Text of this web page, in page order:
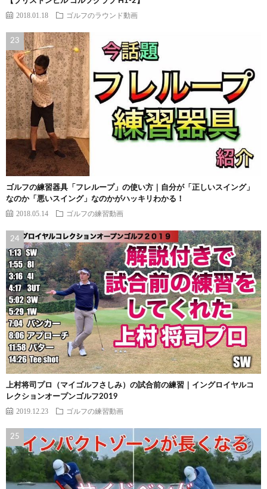
2018.01.18 ゴルフのラウンド動画
ゴルフの練習器具「フレループ」の使い方｜自分が「正しいスイング」
なのか「悪いスイング」なのかがハッキリわかる！
2018.05.14 ゴルフの練習動画
上村将司プロ（マイゴルフさしみ）の試合前の練習｜イングロイヤルコ
レクションオープンゴルフ2019
2019.12.23 ゴルフの練習動画